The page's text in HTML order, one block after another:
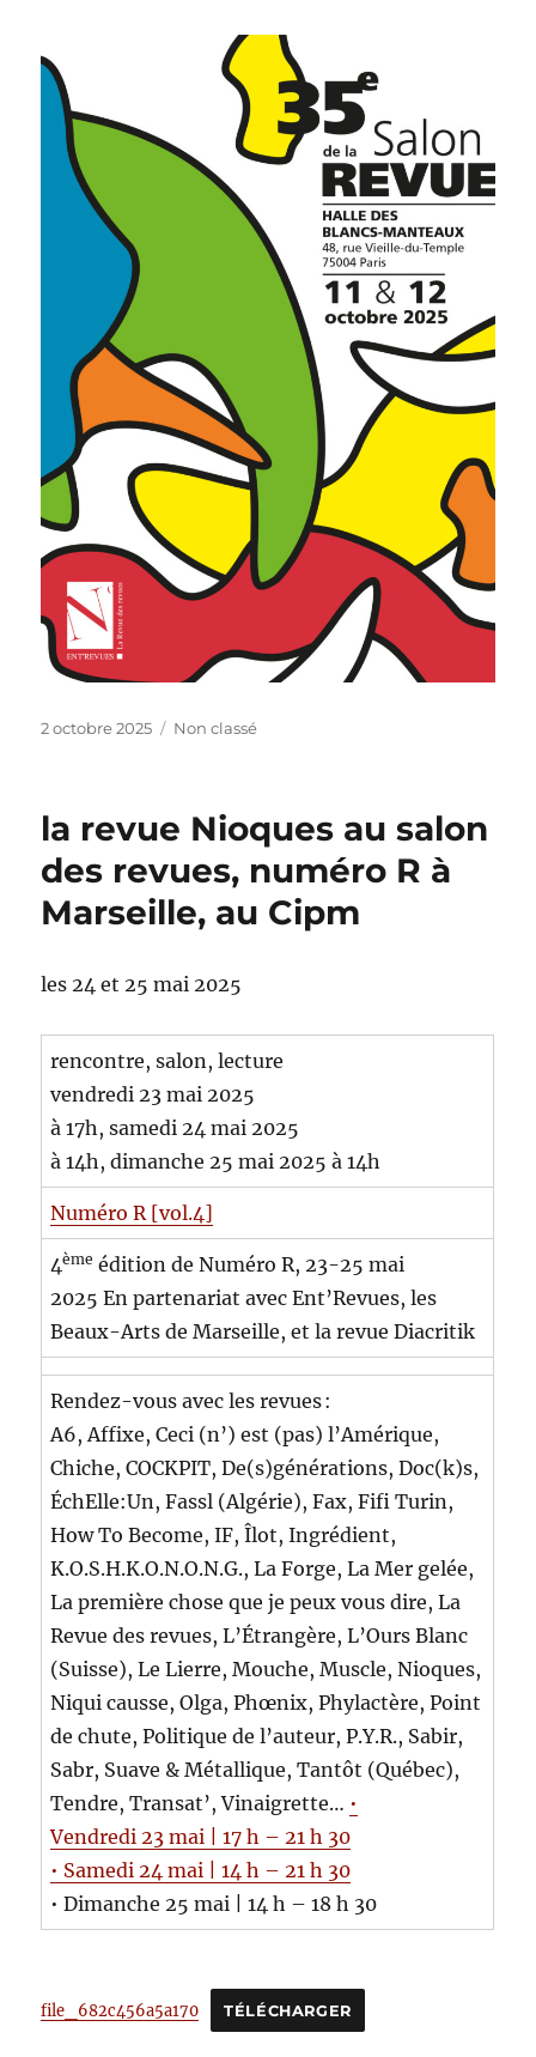
Publié
2 octobre 2025 Catégories
Non classé
la revue Nioques au salon
des revues, numéro R à
Marseille, au Cipm
les 24 et 25 mai 2025
rencontre, salon, lecture
vendredi 23 mai 2025
à 17h, samedi 24 mai 2025
à 14h, dimanche 25 mai 2025 à 14h
Numéro R [vol.4]
4ème édition de Numéro R, 23-25 mai
2025 En partenariat avec Ent’Revues, les
Beaux-Arts de Marseille, et la revue Diacritik
Rendez-vous avec les revues :
A6, Affixe, Ceci (n’) est (pas) l’Amérique,
Chiche, COCKPIT, De(s)générations, Doc(k)s,
ÉchElle:Un, Fassl (Algérie), Fax, Fifi Turin,
How To Become, IF, Îlot, Ingrédient,
K.O.S.H.K.O.N.O.N.G., La Forge, La Mer gelée,
La première chose que je peux vous dire, La
Revue des revues, L’Étrangère, L’Ours Blanc
(Suisse), Le Lierre, Mouche, Muscle, Nioques,
Niqui causse, Olga, Phœnix, Phylactère, Point
de chute, Politique de l’auteur, P.Y.R., Sabir,
Sabr, Suave & Métallique, Tantôt (Québec),
Tendre, Transat’, Vinaigrette… •
Vendredi 23 mai | 17 h – 21 h 30
• Samedi 24 mai | 14 h – 21 h 30
• Dimanche 25 mai | 14 h – 18 h 30
file_682c456a5a170 TÉLÉCHARGER